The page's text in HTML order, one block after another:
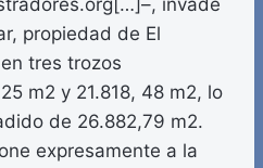
invade
propiedad de El
tres trozos
m2 y 21.818, 48 m2, lo
de 26.882,79 m2.
expresamente a la